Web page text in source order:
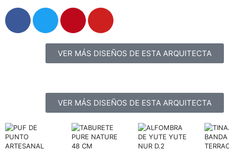
VER MÁS DISEÑOS DE ESTA ARQUITECTA
VER MÁS DISEÑOS DE ESTA ARQUITECTA